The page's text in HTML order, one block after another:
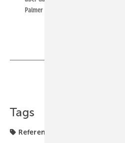
Palmer (li.) und Reiner Kelch (re.).
Tags
Referenzprojekt